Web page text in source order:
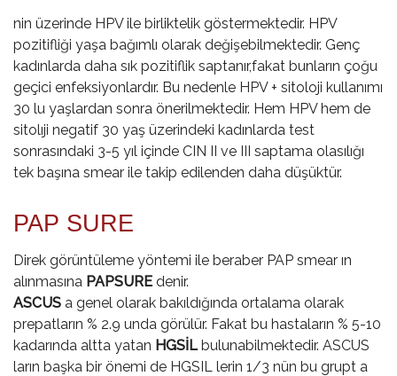
nin üzerinde HPV ile birliktelik göstermektedir. HPV
pozitifliği yaşa bağımlı olarak değişebilmektedir. Genç
kadınlarda daha sık pozitiflik saptanır,fakat bunların çoğu
geçici enfeksiyonlardır. Bu nedenle HPV + sitoloji kullanımı
30 lu yaşlardan sonra önerilmektedir. Hem HPV hem de
sitolıji negatif 30 yaş üzerindeki kadınlarda test
sonrasındaki 3-5 yıl içinde CIN II ve III saptama olasılığı
tek başına smear ile takip edilenden daha düşüktür.
PAP SURE
Direk görüntüleme yöntemi ile beraber PAP smear ın
alınmasına PAPSURE denir.
ASCUS a genel olarak bakıldığında ortalama olarak
prepatların % 2.9 unda görülür. Fakat bu hastaların % 5-10
kadarında altta yatan HGSİLbulunabilmektedir. ASCUS
ların başka bir önemi de HGSIL lerin 1/3 nün bu grupt a